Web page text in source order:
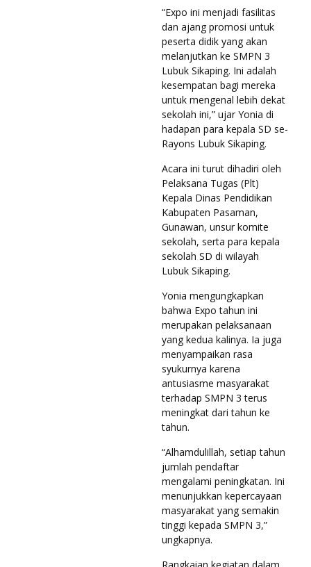
“Expo ini menjadi fasilitas
dan ajang promosi untuk
peserta didik yang akan
melanjutkan ke SMPN 3
Lubuk Sikaping. Ini adalah
kesempatan bagi mereka
untuk mengenal lebih dekat
sekolah ini,” ujar Yonia di
hadapan para kepala SD se-
Rayons Lubuk Sikaping.
Acara ini turut dihadiri oleh
Pelaksana Tugas (Plt)
Kepala Dinas Pendidikan
Kabupaten Pasaman,
Gunawan, unsur komite
sekolah, serta para kepala
sekolah SD di wilayah
Lubuk Sikaping.
Yonia mengungkapkan
bahwa Expo tahun ini
merupakan pelaksanaan
yang kedua kalinya. Ia juga
menyampaikan rasa
syukurnya karena
antusiasme masyarakat
terhadap SMPN 3 terus
meningkat dari tahun ke
tahun.
“Alhamdulillah, setiap tahun
jumlah pendaftar
mengalami peningkatan. Ini
menunjukkan kepercayaan
masyarakat yang semakin
tinggi kepada SMPN 3,”
ungkapnya.